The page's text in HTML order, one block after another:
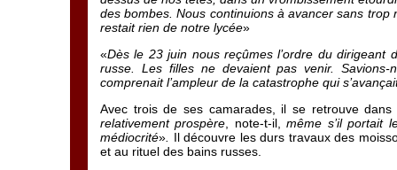
des bombes. Nous continuions à avancer sans
restait rien de notre lycée»
«Dès le 23 juin nous reçûmes l’ordre du
russe. Les filles ne devaient pas venir. Savions-
comprenait l’ampleur de la catastrophe qui
Avec trois de ses camarades, il se retrouve
relativement prospère , note-t-il,même s’il portait
médiocrité»
Il découvre les durs travaux des
et au rituel des bains russes.